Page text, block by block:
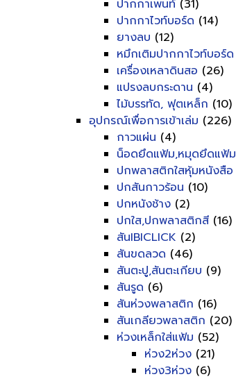
ปากกาเพนท์ (31)
ปากกาไวท์บอร์ด (14)
ยางลบ (12)
หมึกเติมปากกาไวท์บอร์ด
เครื่องเหลาดินสอ (26)
แปรงลบกระดาน (4)
ไม้บรรทัด, ฟุตเหล็ก (10)
อุปกรณ์เพื่อการเข้าเล่ม (226)
กาวแผ่น (4)
น็อดยึดแฟ้ม,หมุดยึดแฟ้ม
ปกพลาสติกใสหุ้มหนังสือ
ปกสันกาวร้อน (10)
ปกหนังช้าง (2)
ปกใส,ปกพลาสติกสี (16)
สันIBICLICK (2)
สันขดลวด (46)
สันตะปู,สันตะเกียบ (9)
สันรูด (6)
สันห่วงพลาสติก (16)
สันเกลียวพลาสติก (20)
ห่วงเหล็กใส่แฟ้ม (52)
ห่วง2ห่วง (21)
ห่วง3ห่วง (6)